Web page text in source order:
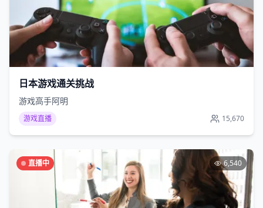
日本游戏通关挑战
游戏高手阿明
游戏直播 15,670
直播中 6,540